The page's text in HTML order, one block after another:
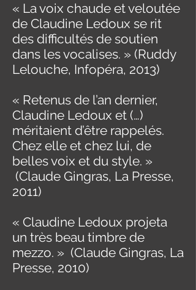
« La voix chaude et veloutée
de Claudine Ledoux se rit
des difficultés de soutien
dans les vocalises. » (Ruddy
Lelouche, Infopéra, 2013)
« Retenus de l’an dernier,
Claudine Ledoux et (…)
méritaient d’être rappelés.
Chez elle et chez lui, de
belles voix et du style. »
(Claude Gingras, La Presse,
2011)
« Claudine Ledoux projeta
un très beau timbre de
mezzo. » (Claude Gingras, La
Presse, 2010)